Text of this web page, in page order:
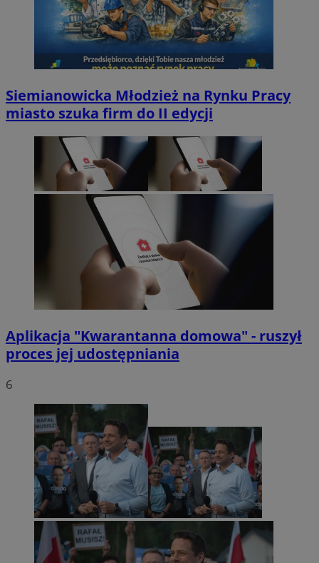
Siemianowicka Młodzież na Rynku Pracy
miasto szuka firm do II edycji
Aplikacja "Kwarantanna domowa" - ruszył
proces jej udostępniania
6